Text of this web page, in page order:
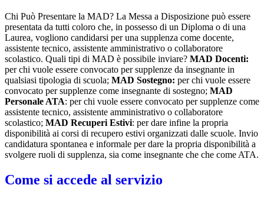
Chi Può Presentare la MAD? La Messa a Disposizione può essere
presentata da tutti coloro che, in possesso di un Diploma o di una
Laurea, vogliono candidarsi per una supplenza come docente,
assistente tecnico, assistente amministrativo o collaboratore
scolastico. Quali tipi di MAD è possibile inviare? MAD Docenti:
per chi vuole essere convocato per supplenze da insegnante in
qualsiasi tipologia di scuola; MAD Sostegno: per chi vuole essere
convocato per supplenze come insegnante di sostegno; MAD
Personale ATA: per chi vuole essere convocato per supplenze come
assistente tecnico, assistente amministrativo o collaboratore
scolastico; MAD Recuperi Estivi: per dare infine la propria
disponibilità ai corsi di recupero estivi organizzati dalle scuole. Invio
candidatura spontanea e informale per dare la propria disponibilità a
svolgere ruoli di supplenza, sia come insegnante che che come ATA.
Come si accede al servizio